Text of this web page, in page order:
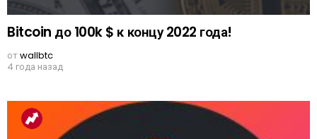
Bitcoin до 100k $ к концу 2022 года!
отwallbtc
4 года назад